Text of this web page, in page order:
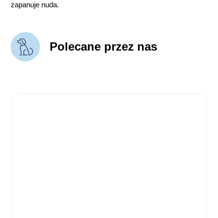
zapanuje nuda.
Polecane przez nas